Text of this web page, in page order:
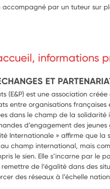
accompagné par un tuteur sur
informations
ET
(E&P) est une association
entre organisations françaises
dans le champ de la solidarité
d’engagement des jeunes
Internationale » affirme que la
champ international, mais
le sien. Elle s’incarne par le
de l’égalité dans des
des réseaux à l’échelle